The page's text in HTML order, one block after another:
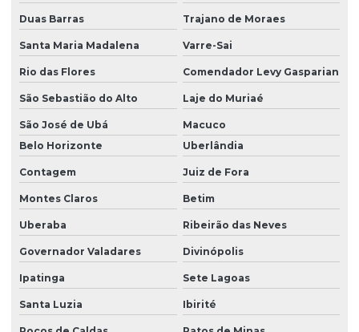
Duas Barras Trajano de Moraes
Santa Maria Madalena Varre-Sai
Rio das Flores Comendador Levy Gasparian
São Sebastião do Alto Laje do Muriaé
São José de Ubá
Macuco
Belo Horizonte
Uberlândia
Contagem Juiz de Fora
Montes Claros Betim
Uberaba Ribeirão das Neves
Governador Valadares Divinópolis
Ipatinga Sete Lagoas
Santa Luzia Ibirité